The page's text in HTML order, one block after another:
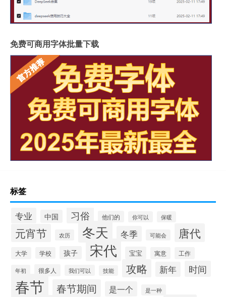
免费可商用字体批量下载
标签
专业 中国 习俗 他们的 你可以 保暖
元宵节 农历 冬天 冬季 可能会 唐代
大学 学校 孩子 宋代 宝宝 寓意 工作
年初 很多人 我们可以 技能 攻略 新年 时间
春节 春节期间 是一个 是一种